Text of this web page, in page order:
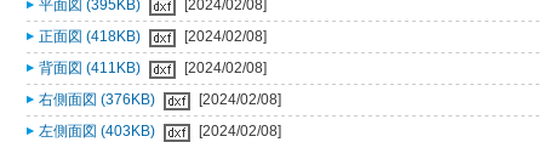
平面図 (395KB)
[2024/02/08]
正面図 (418KB)
[2024/02/08]
背面図 (411KB)
[2024/02/08]
右側面図 (376KB)
[2024/02/08]
左側面図 (403KB)
[2024/02/08]